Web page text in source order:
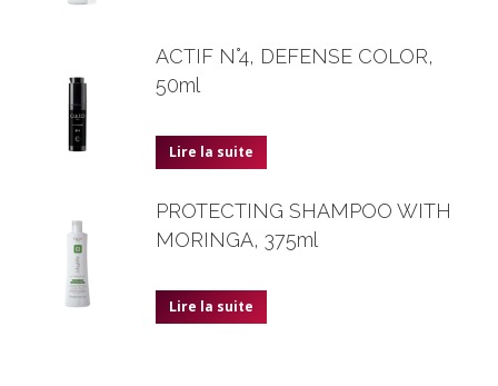
ACTIF N°4, DEFENSE COLOR,
50ml
Lire la suite
PROTECTING SHAMPOO WITH
MORINGA, 375ml
Lire la suite